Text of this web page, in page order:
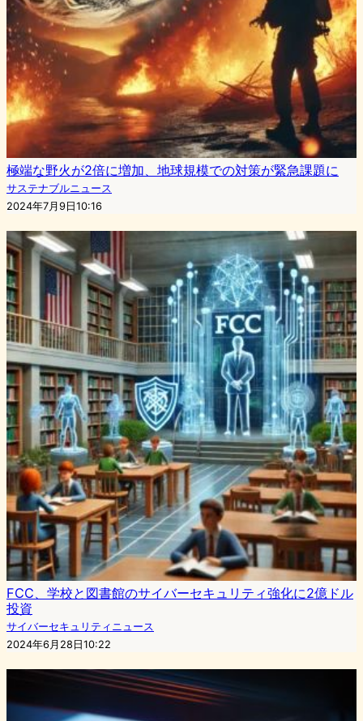
極端な野火が2倍に増加、地球規模での対策が緊急課題に
サステナブルニュース
2024年7月9日10:16
FCC、学校と図書館のサイバーセキュリティ強化に2億ドル
投資
サイバーセキュリティニュース
2024年6月28日10:22